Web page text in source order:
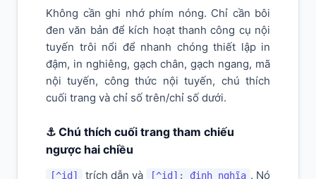
Không cần ghi nhớ phím nóng. Chỉ cần bôi
đen văn bản để kích hoạt thanh công cụ nội
tuyến trôi nổi để nhanh chóng thiết lập in
đậm, in nghiêng, gạch chân, gạch ngang, mã
nội tuyến, công thức nội tuyến, chú thích
cuối trang và chỉ số trên/chỉ số dưới.
⚓ Chú thích cuối trang tham chiếu
ngược hai chiều
[^id] trích dẫn và [^id]: định nghĩa . Nó